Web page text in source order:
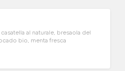
al naturale, bresaola del
bio, menta fresca